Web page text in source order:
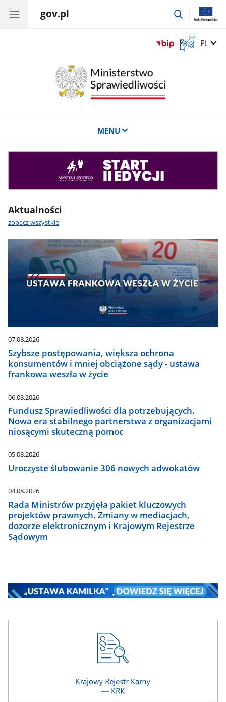
gov.pl
przejdź
Otwórz
okno
Zmień
PL
MENU
Aktualności
zobacz wszystkie
07.08.2026
Szybsze postępowania, większa ochrona
konsumentów i mniej obciążone sądy - ustawa
frankowa weszła w życie
06.08.2026
Fundusz Sprawiedliwości dla potrzebujących.
Nowa era stabilnego partnerstwa z organizacjami
niosącymi skuteczną pomoc
05.08.2026
Uroczyste ślubowanie 306 nowych adwokatów
04.08.2026
Rada Ministrów przyjęła pakiet kluczowych
projektów prawnych. Zmiany w mediacjach,
dozorze elektronicznym i Krajowym Rejestrze
Sądowym